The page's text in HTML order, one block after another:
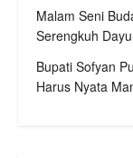
Malam Seni
Serengkuh
Bupati Sofyan
Harus Nyata